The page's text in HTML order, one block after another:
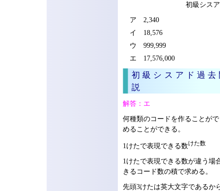
初級シス
ア 2,340
イ 18,576
ウ 999,999
エ 17,576,000
初級シスアド過
説
解答：エ
何種類のコードを作ることが
めることができる。
1けたで表現できる数けた数
1けたで表現できる数が違う場
きるコード数の積で求める。
先頭3けたは英大文字であるか